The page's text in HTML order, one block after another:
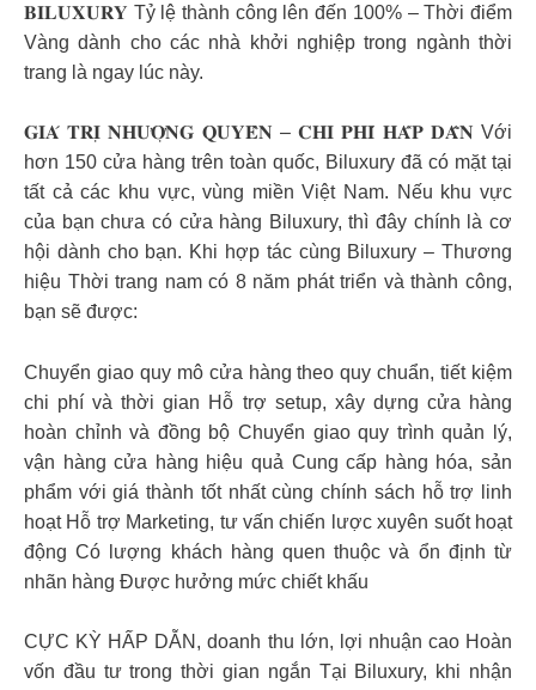
𝐁𝐈𝐋𝐔𝐗𝐔𝐑𝐘 Tỷ lệ thành công lên đến 100% – Thời điểm
Vàng dành cho các nhà khởi nghiệp trong ngành thời
trang là ngay lúc này.
𝐆𝐈𝐀́ 𝐓𝐑𝐈̣ 𝐍𝐇𝐔̛𝐎̛̣𝐍𝐆 𝐐𝐔𝐘𝐄̂̀𝐍 – 𝐂𝐇𝐈 𝐏𝐇𝐈́ 𝐇𝐀̂́𝐏 𝐃𝐀̂̃𝐍 Với
hơn 150 cửa hàng trên toàn quốc, Biluxury đã có mặt tại
tất cả các khu vực, vùng miền Việt Nam. Nếu khu vực
của bạn chưa có cửa hàng Biluxury, thì đây chính là cơ
hội dành cho bạn. Khi hợp tác cùng Biluxury – Thương
hiệu Thời trang nam có 8 năm phát triển và thành công,
bạn sẽ được:
Chuyển giao quy mô cửa hàng theo quy chuẩn, tiết kiệm
chi phí và thời gian Hỗ trợ setup, xây dựng cửa hàng
hoàn chỉnh và đồng bộ Chuyển giao quy trình quản lý,
vận hàng cửa hàng hiệu quả Cung cấp hàng hóa, sản
phẩm với giá thành tốt nhất cùng chính sách hỗ trợ linh
hoạt Hỗ trợ Marketing, tư vấn chiến lược xuyên suốt hoạt
động Có lượng khách hàng quen thuộc và ổn định từ
nhãn hàng Được hưởng mức chiết khấu
CỰC KỲ HẤP DẪN, doanh thu lớn, lợi nhuận cao Hoàn
vốn đầu tư trong thời gian ngắn Tại Biluxury, khi nhận